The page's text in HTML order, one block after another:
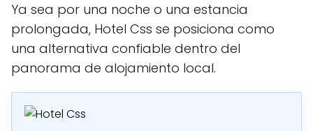
Ya sea por una noche o una estancia
prolongada, Hotel Css se posiciona como
una alternativa confiable dentro del
panorama de alojamiento local.